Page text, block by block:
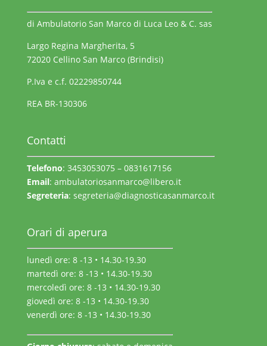
di Ambulatorio San Marco di Luca Leo & C. sas
Largo Regina Margherita, 5
72020 Cellino San Marco (Brindisi)
P.Iva e c.f. 02229850744
REA BR-130306
Contatti
Telefono: 3453053075 – 0831617156
Email: ambulatoriosanmarco@libero.it
Segreteria: segreteria@diagnosticasanmarco.it
Orari di aperura
lunedì ore: 8 -13 • 14.30-19.30
martedì ore: 8 -13 • 14.30-19.30
mercoledì ore: 8 -13 • 14.30-19.30
giovedì ore: 8 -13 • 14.30-19.30
venerdì ore: 8 -13 • 14.30-19.30